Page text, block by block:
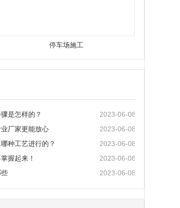
停车场施工
是怎样的？ 2023-06-08
厂家更能放心 2023-06-08
种工艺进行的？ 2023-06-08
握起来！ 2023-06-08
2023-06-08